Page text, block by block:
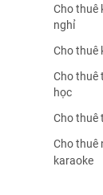
Cho thuê
nghỉ
Cho thuê
Cho thuê
học
Cho thuê
Cho thuê
karaoke